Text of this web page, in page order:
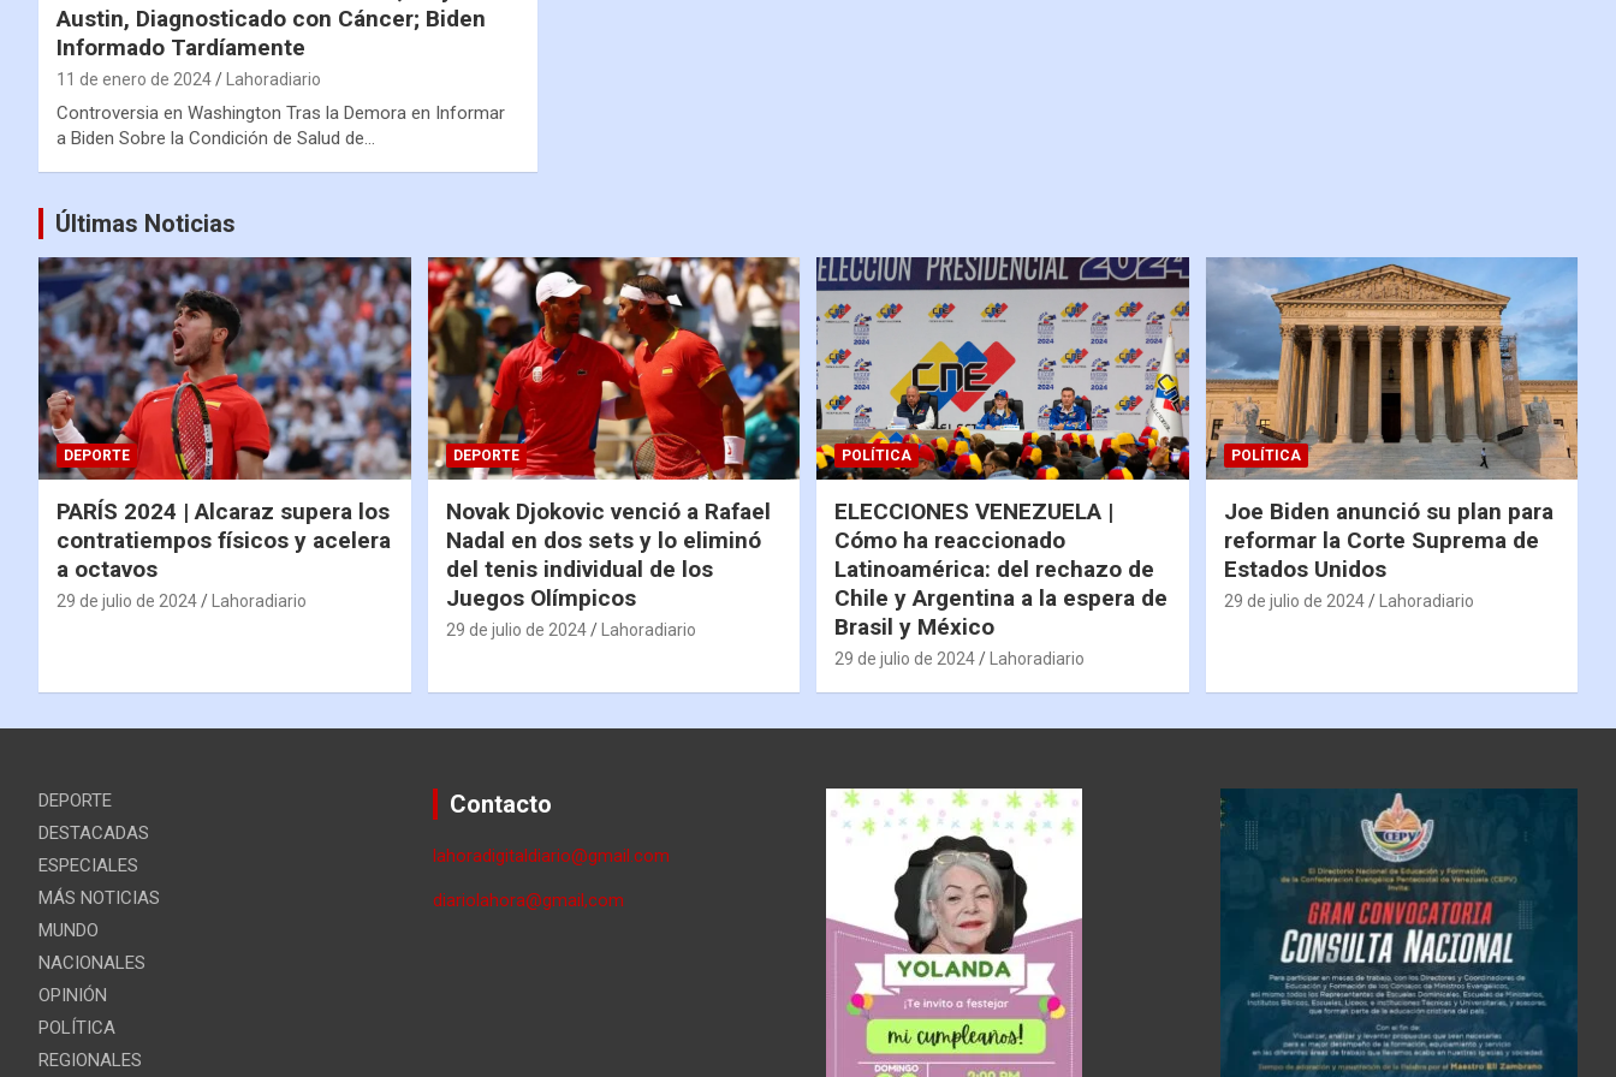
Austin, Diagnosticado con Cáncer; Biden
Informado Tardíamente
11 de enero de 2024 Lahoradiario
Controversia en Washington Tras la Demora en Informar
a Biden Sobre la Condición de Salud de…
Últimas Noticias
DEPORTE
PARÍS 2024 | Alcaraz supera los
contratiempos físicos y acelera
a octavos
29 de julio de 2024 Lahoradiario
DEPORTE
Novak Djokovic venció a Rafael
Nadal en dos sets y lo eliminó
del tenis individual de los
Juegos Olímpicos
29 de julio de 2024 Lahoradiario
POLÍTICA
ELECCIONES VENEZUELA |
Cómo ha reaccionado
Latinoamérica: del rechazo de
Chile y Argentina a la espera de
Brasil y México
29 de julio de 2024 Lahoradiario
POLÍTICA
Joe Biden anunció su plan para
reformar la Corte Suprema de
Estados Unidos
29 de julio de 2024 Lahoradiario
DEPORTE
DESTACADAS
ESPECIALES
MÁS NOTICIAS
MUNDO
NACIONALES
OPINIÓN
POLÍTICA
REGIONALES
Contacto
lahoradigitaldiario@gmail.com
diariolahora@gmail,com